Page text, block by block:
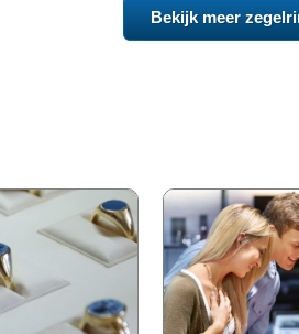
Bekijk meer